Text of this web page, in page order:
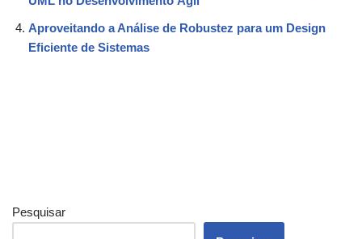
Aproveitando a Análise de Robustez para um Design
Eficiente de Sistemas
Pesquisar